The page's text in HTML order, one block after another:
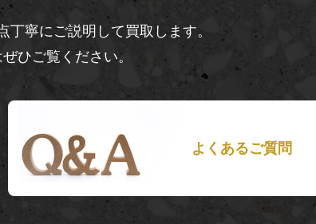
寧にご説明して買取します。
ひご覧ください。
よくあるご質問